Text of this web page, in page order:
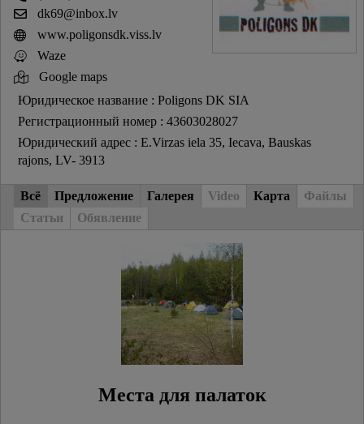
dk69@inbox.lv
www.poligonsdk.viss.lv
Waze
Google maps
Юридическое название : Poligons DK SIA
Регистрационный номер : 43603028027
Юридический адрес : E.Virzas iela 35, Iecava, Bauskas
rajons, LV- 3913
Всё Предложение Галерея Video Карта
Файлы
Статьи
Обявление
Места для палаток